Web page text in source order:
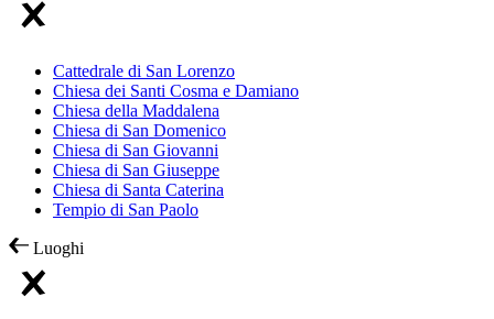
Cattedrale di San Lorenzo
Chiesa dei Santi Cosma e Damiano
Chiesa della Maddalena
Chiesa di San Domenico
Chiesa di San Giovanni
Chiesa di San Giuseppe
Chiesa di Santa Caterina
Tempio di San Paolo
Luoghi